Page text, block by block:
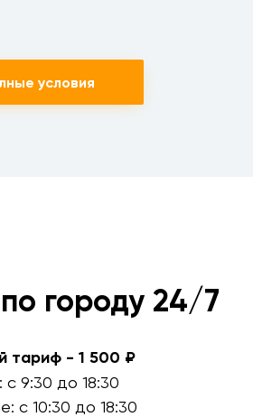
условия
городу 24/7
тариф - 1 500 ₽
с 9:30 до 18:30
с 10:30 до 18:30